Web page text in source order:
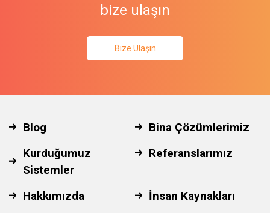
bize ulaşın
Bize Ulaşın
Blog
Bina Çözümlerimiz
Kurduğumuz
Sistemler
Referanslarımız
Hakkımızda
İnsan Kaynakları